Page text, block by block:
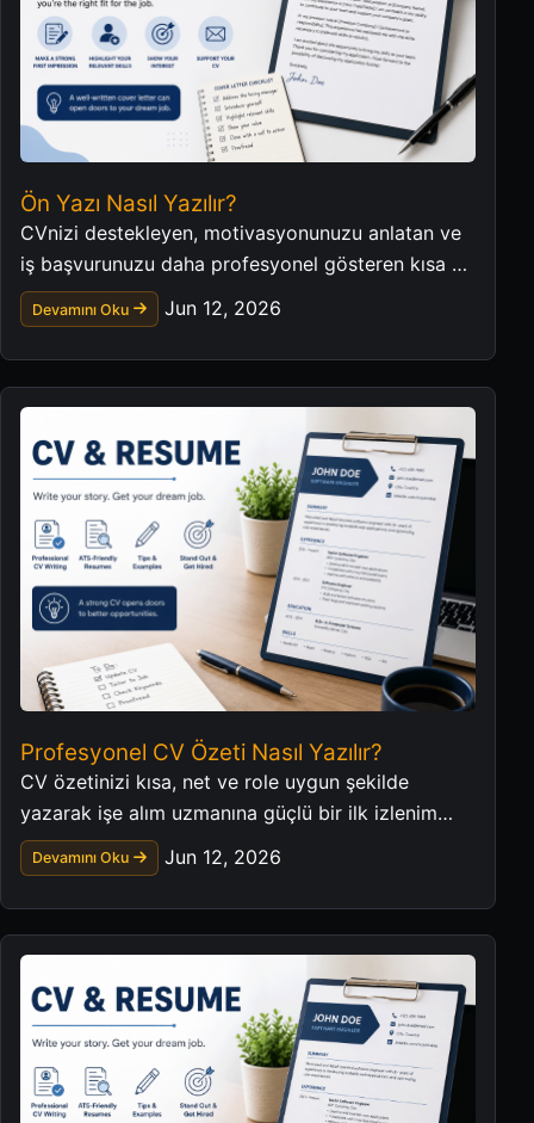
Ön Yazı Nasıl Yazılır?
CVnizi destekleyen, motivasyonunuzu anlatan ve
iş başvurunuzu daha profesyonel gösteren kısa bir
ön yazı hazırlayın.
Devamını Oku Jun 12, 2026
Profesyonel CV Özeti Nasıl Yazılır?
CV özetinizi kısa, net ve role uygun şekilde
yazarak işe alım uzmanına güçlü bir ilk izlenim
verin.
Devamını Oku Jun 12, 2026